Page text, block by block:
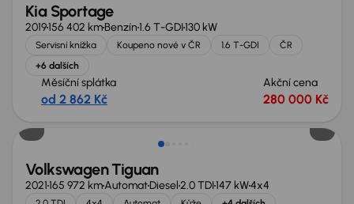
Kia Sportage
2019156 402 kmBenzín1.6 T-GDI130 kW
Servisní knížka Koupeno nové v ČR 1.6 T-GDI
ČR
+6 dalších
Měsíční splátka
od 2 862 Kč
Akční cena
280 000 Kč
Zlevněno o 70 000 Kč
Volkswagen Tiguan
2021165 972 kmAutomatDiesel2.0 TDI147 kW4x4